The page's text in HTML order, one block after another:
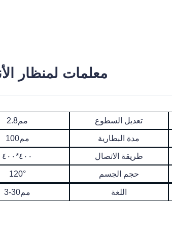
2.8مم
100مم
٤٠٠*٤٠٠
120°
3-30مم
تعديل السطوع
مدة البطارية
طريقة الاتصال
حجم الجسم
اللغة
معلمات لمنظار